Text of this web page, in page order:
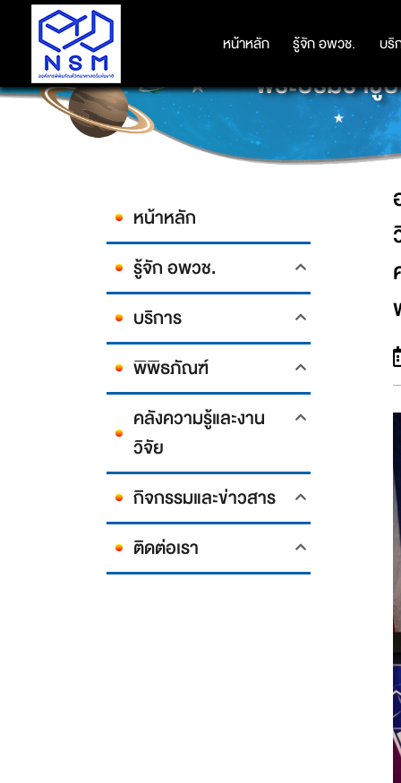
หน้าหลัก รู้จัก อพวช. บริ
หน้าหลัก รู้จัก อพวช. บริ
องค์การพิพิธภัณฑ์วิทยาศาสตร์แห่ง
สถาบันเกอเธ่ ประเทศไทย บริษัท
พระบรมราชู
หน้าหลัก
รู้จัก อพวช.
บริการ
พิพิธภัณฑ์
คลังความรู้และงาน
วิจัย
กิจกรรมและข่าวสาร
ติดต่อเรา